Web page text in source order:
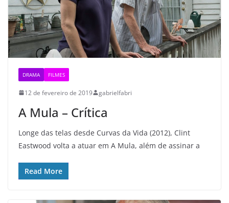
DRAMA FILMES
12 de fevereiro de 2019 gabrielfabri
A Mula – Crítica
Longe das telas desde Curvas da Vida (2012), Clint
Eastwood volta a atuar em A Mula, além de assinar a
Read More